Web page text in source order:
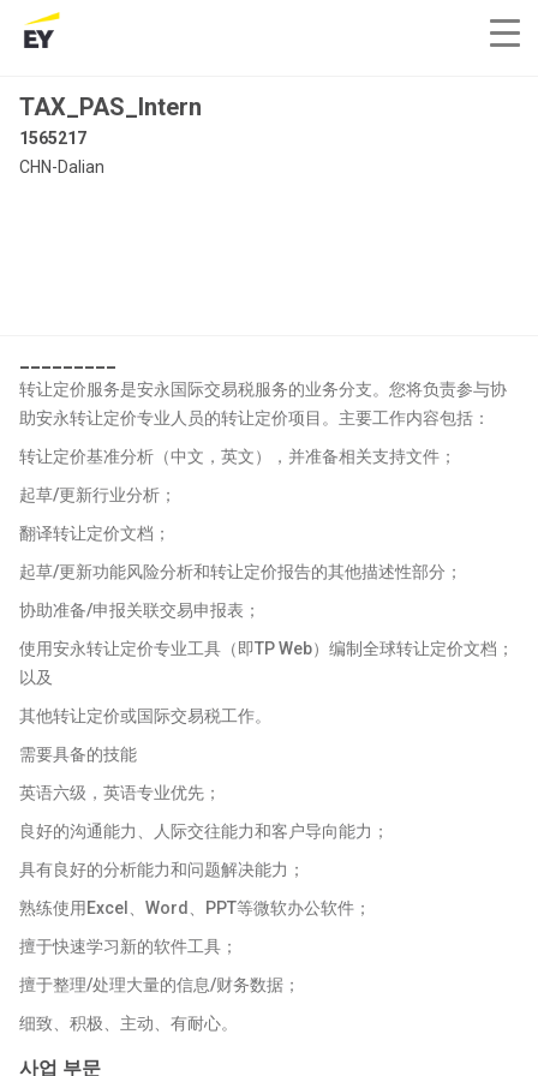
TAX_PAS_Intern
1565217
CHN-Dalian
转让定价服务是安永国际交易税服务的业务分支。您将负责参与协
助安永转让定价专业人员的转让定价项目。主要工作内容包括：
转让定价基准分析（中文，英文），并准备相关支持文件；
起草/更新行业分析；
翻译转让定价文档；
起草/更新功能风险分析和转让定价报告的其他描述性部分；
协助准备/申报关联交易申报表；
使用安永转让定价专业工具（即TP Web）编制全球转让定价文档；
以及
其他转让定价或国际交易税工作。
需要具备的技能
英语六级，英语专业优先；
良好的沟通能力、人际交往能力和客户导向能力；
具有良好的分析能力和问题解决能力；
熟练使用Excel、Word、PPT等微软办公软件；
擅于快速学习新的软件工具；
擅于整理/处理大量的信息/财务数据；
细致、积极、主动、有耐心。
사업 부문